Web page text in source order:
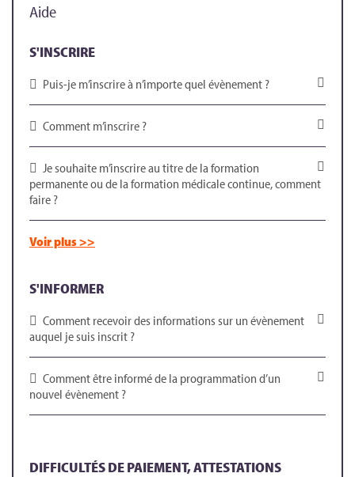
Aide
S'INSCRIRE
Puis-je m’inscrire à n’importe quel évènement ?
Comment m’inscrire ?
Je souhaite m’inscrire au titre de la formation
permanente ou de la formation médicale continue, comment
faire ?
Voir plus >>
S'INFORMER
Comment recevoir des informations sur un évènement
auquel je suis inscrit ?
Comment être informé de la programmation d’un
nouvel évènement ?
DIFFICULTÉS DE PAIEMENT, ATTESTATIONS